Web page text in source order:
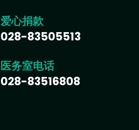
爱心捐款
028-83505513
医务室电话
028-83516808